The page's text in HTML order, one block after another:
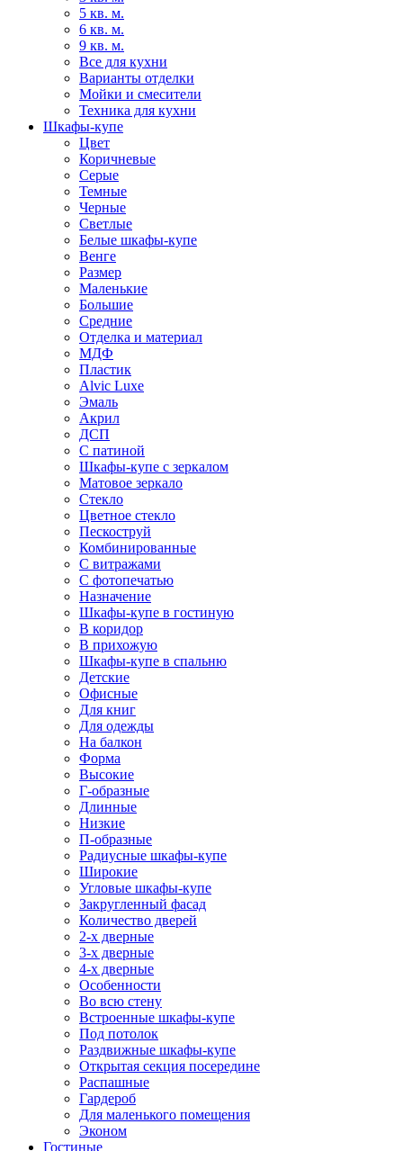
5 кв. м.
6 кв. м.
9 кв. м.
Все для кухни
Варианты отделки
Мойки и смесители
Техника для кухни
Шкафы-купе
Цвет
Коричневые
Серые
Темные
Черные
Светлые
Белые шкафы-купе
Венге
Размер
Маленькие
Большие
Средние
Отделка и материал
МДФ
Пластик
Alvic Luxe
Эмаль
Акрил
ДСП
С патиной
Шкафы-купе с зеркалом
Матовое зеркало
Стекло
Цветное стекло
Пескоструй
Комбинированные
С витражами
С фотопечатью
Назначение
Шкафы-купе в гостиную
В коридор
В прихожую
Шкафы-купе в спальню
Детские
Офисные
Для книг
Для одежды
На балкон
Форма
Высокие
Г-образные
Длинные
Низкие
П-образные
Радиусные шкафы-купе
Широкие
Угловые шкафы-купе
Закругленный фасад
Количество дверей
2-х дверные
3-х дверные
4-х дверные
Особенности
Во всю стену
Встроенные шкафы-купе
Под потолок
Раздвижные шкафы-купе
Открытая секция посередине
Распашные
Гардероб
Для маленького помещения
Эконом
Гостиные